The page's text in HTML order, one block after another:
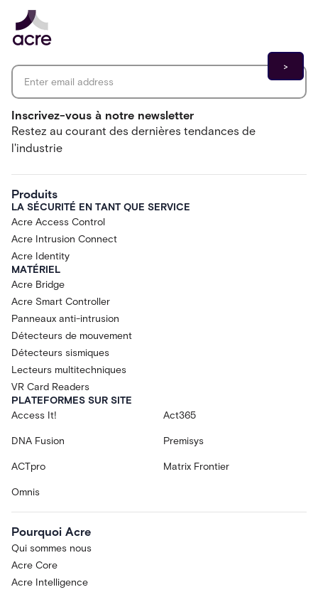
Inscrivez-vous à notre newsletter
Restez au courant des dernières tendances de
l'industrie
Produits
LA SÉCURITÉ EN TANT QUE SERVICE
Acre Access Control
Acre Intrusion Connect
Acre Identity
MATÉRIEL
Acre Bridge
Acre Smart Controller
Panneaux anti-intrusion
Détecteurs de mouvement
Détecteurs sismiques
Lecteurs multitechniques
VR Card Readers
PLATEFORMES SUR SITE
Access It!
Act365
DNA Fusion Premisys
ACTpro Matrix Frontier
Omnis
Pourquoi Acre
Qui sommes nous
Acre Core
Acre Intelligence